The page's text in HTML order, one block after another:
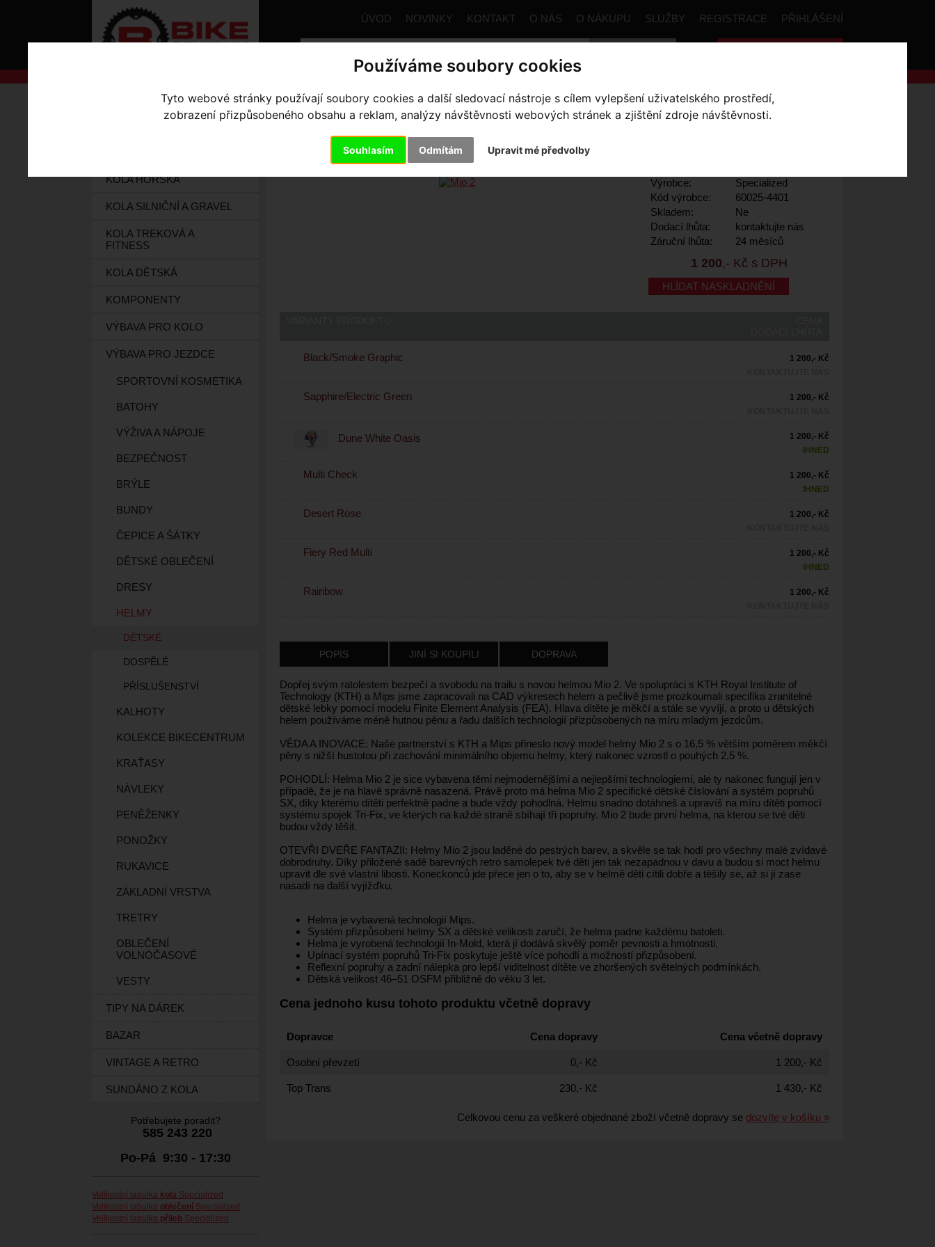
Používáme soubory cookies
Tyto webové stránky používají soubory cookies a další sledovací nástroje s cílem vylepšení uživatelského prostředí,
zobrazení přizpůsobeného obsahu a reklam, analýzy návštěvnosti webových stránek a zjištění zdroje návštěvnosti.
Souhlasím Odmítám Upravit mé předvolby
ÚVOD NOVINKY KONTAKT O NÁS O NÁKUPU SLUŽBY REGISTRACE PŘIHLÁŠENÍ
KOLA HORSKÁ
KOLA SILNIČNÍ A GRAVEL
KOLA TREKOVÁ A
FITNESS
KOLA DĚTSKÁ
KOMPONENTY
VÝBAVA PRO KOLO
VÝBAVA PRO JEZDCE
SPORTOVNÍ KOSMETIKA
BATOHY
VÝŽIVA A NÁPOJE
BEZPEČNOST
BRÝLE
BUNDY
ČEPICE A ŠÁTKY
DĚTSKÉ OBLEČENÍ
DRESY
HELMY
DĚTSKÉ
DOSPĚLÉ
PŘÍSLUŠENSTVÍ
KALHOTY
KOLEKCE BIKECENTRUM
KRAŤASY
NÁVLEKY
PENĚŽENKY
PONOŽKY
RUKAVICE
ZÁKLADNÍ VRSTVA
TRETRY
OBLEČENÍ
VOLNOČASOVÉ
VESTY
TIPY NA DÁREK
BAZAR
VINTAGE A RETRO
SUNDÁNO Z KOLA
Potřebujete poradit?
585 243 220
Po-Pá 9:30 - 17:30
Velikostní tabulka kola Specialized
Velikostní tabulka oblečení Specialized
Velikostní tabulka přileb Specialized
Úvodní strana Výbava pro jezdce Helmy Dětské Mio 2
- Black/Smoke Graphic
Výrobce:
Specialized
Kód výrobce:
60025-4401
Skladem:
Ne
Dodací lhůta:
kontaktujte nás
Záruční lhůta:
24 měsíců
1 200,- Kč s DPH
HLÍDAT NASKLADNĚNÍ
Black/Smoke Graphic
1 200,- Kč
Sapphire/Electric Green
1 200,- Kč
Dune White Oasis
1 200,- Kč
IHNED
Multi Check
1 200,- Kč
IHNED
Desert Rose
1 200,- Kč
Fiery Red Multi
1 200,- Kč
IHNED
Rainbow
1 200,- Kč
POPIS JINÍ SI KOUPILI DOPRAVA
Dopřej svým ratolestem bezpečí a svobodu na trailu s novou helmou Mio 2. Ve spolupráci s KTH Royal Institute of
Technology (KTH) a Mips jsme zapracovali na CAD výkresech helem a pečlivě jsme prozkoumali specifika zranitelné
dětské lebky pomocí modelu Finite Element Analysis (FEA). Hlava dítěte je měkčí a stále se vyvíjí, a proto u dětských
helem používáme méně hutnou pěnu a řadu dalších technologií přizpůsobených na míru mladým jezdcům.
VĚDA A INOVACE: Naše partnerství s KTH a Mips přineslo nový model helmy Mio 2 s o 16,5 % větším poměrem měkčí
pěny s nižší hustotou při zachování minimálního objemu helmy, který nakonec vzrostl o pouhých 2,5 %.
POHODLÍ: Helma Mio 2 je sice vybavena těmi nejmodernějšími a nejlepšími technologiemi, ale ty nakonec fungují jen v
případě, že je na hlavě správně nasazená. Právě proto má helma Mio 2 specifické dětské číslování a systém popruhů
SX, díky kterému dítěti perfektně padne a bude vždy pohodlná. Helmu snadno dotáhneš a upravíš na míru dítěti pomocí
systému spojek Tri-Fix, ve kterých na každé straně sbíhají tři popruhy. Mio 2 bude první helma, na kterou se tvé děti
budou vždy těšit.
OTEVŘI DVEŘE FANTAZII: Helmy Mio 2 jsou laděné do pestrých barev, a skvěle se tak hodí pro všechny malé zvídavé
dobrodruhy. Díky přiložené sadě barevných retro samolepek tvé děti jen tak nezapadnou v davu a budou si moct helmu
upravit dle své vlastní libosti. Koneckonců jde přece jen o to, aby se v helmě děti cítili dobře a těšily se, až si jí zase
nasadí na další vyjížďku.
Helma je vybavená technologií Mips.
Systém přizpůsobení helmy SX a dětské velikosti zaručí, že helma padne každému batoleti.
Helma je vyrobená technologií In-Mold, která jí dodává skvělý poměr pevnosti a hmotnosti.
Upínací systém popruhů Tri-Fix poskytuje ještě více pohodlí a možností přizpůsobení.
Reflexní popruhy a zadní nálepka pro lepší viditelnost dítěte ve zhoršených světelných podmínkách.
Dětská velikost 46–⁠⁠⁠⁠⁠⁠51 OSFM přibližně do věku 3 let.
Cena jednoho kusu tohoto produktu včetně dopravy
Dopravce Cena dopravy Cena včetně dopravy
Osobní převzetí 0,- Kč 1 200,- Kč
Top Trans 230,- Kč 1 430,- Kč
Celkovou cenu za veškeré objednané zboží včetně dopravy se dozvíte v košíku »